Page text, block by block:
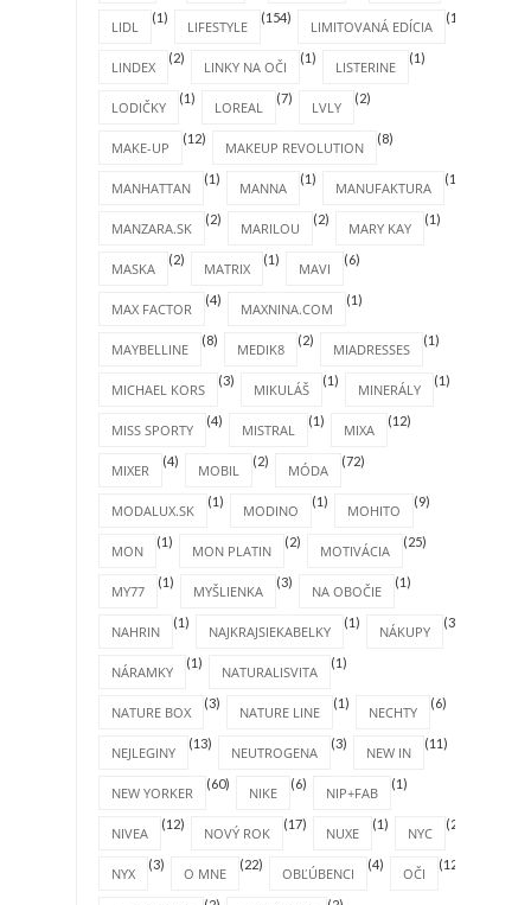
LIDL
(1)
LIFESTYLE
(154)
LIMITOVANÁ EDÍCIA
(1)
LINDEX
(2)
LINKY NA OČI
(1)
LISTERINE
(1)
LODIČKY
(1)
LOREAL
(7)
LVLY
(2)
MAKE-UP
(12)
MAKEUP REVOLUTION
(8)
MANHATTAN
(1)
MANNA
(1)
MANUFAKTURA
(1)
MANZARA.SK
(2)
MARILOU
(2)
MARY KAY
(1)
MASKA
(2)
MATRIX
(1)
MAVI
(6)
MAX FACTOR
(4)
MAXNINA.COM
(1)
MAYBELLINE
(8)
MEDIK8
(2)
MIADRESSES
(1)
MICHAEL KORS
(3)
MIKULÁŠ
(1)
MINERÁLY
(1)
MISS SPORTY
(4)
MISTRAL
(1)
MIXA
(12)
MIXER
(4)
MOBIL
(2)
MÓDA
(72)
MODALUX.SK
(1)
MODINO
(1)
MOHITO
(9)
MON
(1)
MON PLATIN
(2)
MOTIVÁCIA
(25)
MY77
(1)
MYŠLIENKA
(3)
NA OBOČIE
(1)
NAHRIN
(1)
NAJKRAJSIEKABELKY
(1)
NÁKUPY
(31)
NÁRAMKY
(1)
NATURALISVITA
(1)
NATURE BOX
(3)
NATURE LINE
(1)
NECHTY
(6)
NEJLEGINY
(13)
NEUTROGENA
(3)
NEW IN
(11)
NEW YORKER
(60)
NIKE
(6)
NIP+FAB
(1)
NIVEA
(12)
NOVÝ ROK
(17)
NUXE
(1)
NYC
(2)
NYX
(3)
O MNE
(22)
OBĽÚBENCI
(4)
OČI
(12)